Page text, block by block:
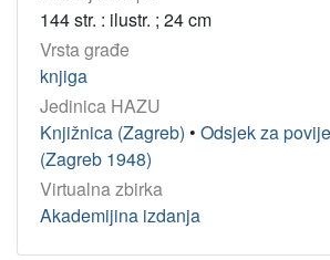
144 str. : ilustr. ; 24 cm
Vrsta građe
knjiga
Jedinica HAZU
Knjižnica (Zagreb) • Odsjek za
(Zagreb 1948)
Virtualna zbirka
Akademijina izdanja